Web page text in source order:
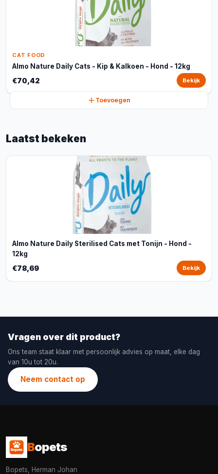
CAT FOOD
Almo Nature Daily Cats - Kip & Kalkoen - Hond - 12kg
€70,42 Bekijk
Toevoegen
Laatst bekeken
Almo Nature Daily Sterilised Cats met Tonijn - Hond -
12kg
€78,69 Bekijk
Vragen over dit product?
Ons team staat klaar met persoonlijk advies op maat, elke dag
van 10u tot 20u.
Neem contact op
Bopets
Bopets, Herman Johan